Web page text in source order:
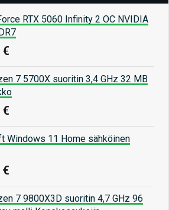
RTX 5060 Infinity 2 OC NVIDIA
€
7 5700X suoritin 3,4 GHz 32 MB
€
Windows 11 Home sähköinen
€
7 9800X3D suoritin 4,7 GHz 96